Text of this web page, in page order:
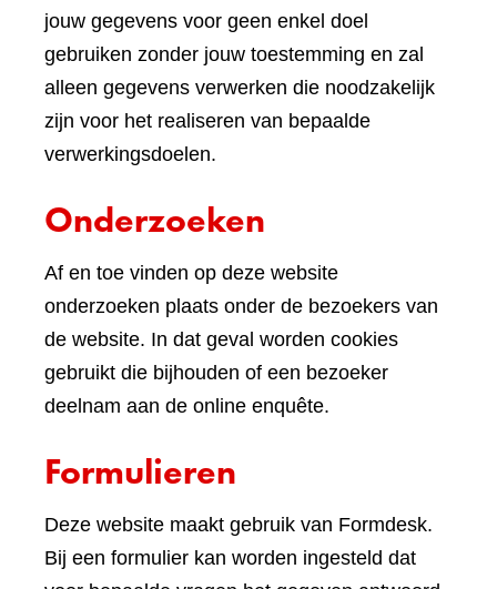
naar
een
andere
website)
jouw gegevens voor geen enkel doel
gebruiken zonder jouw toestemming en zal
alleen gegevens verwerken die noodzakelijk
zijn voor het realiseren van bepaalde
verwerkingsdoelen.
Onderzoeken
Af en toe vinden op deze website
onderzoeken plaats onder de bezoekers van
de website. In dat geval worden cookies
gebruikt die bijhouden of een bezoeker
deelnam aan de online enquête.
Formulieren
Deze website maakt gebruik van Formdesk.
Bij een formulier kan worden ingesteld dat